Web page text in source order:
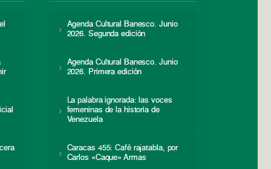
Agenda Cultural Banesco. Junio
2026. Segunda edición
Agenda Cultural Banesco. Junio
2026. Primera edición
La palabra ignorada: las voces
femeninas de la historia de
Venezuela
Caracas 455: Café rajatabla, por
Carlos «Caque» Armas